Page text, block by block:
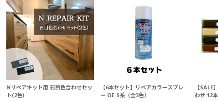
Nリペアキット用 石目色合わせセッ
ト(2色)
【6本セット】リペアカラースプレ
ー OE-S系（全3色）
【SALE
わせ 12